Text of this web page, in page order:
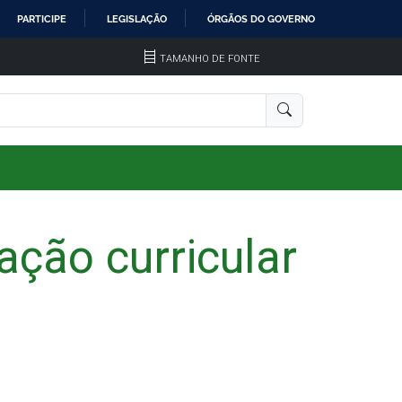
PARTICIPE LEGISLAÇÃO ÓRGÃOS DO GOVERNO
TAMANHO DE FONTE
curricular